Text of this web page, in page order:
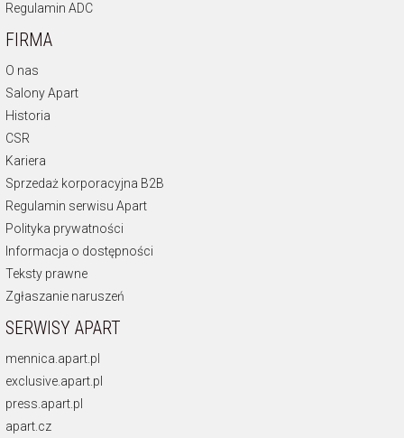
Regulamin ADC
FIRMA
O nas
Salony Apart
Historia
CSR
Kariera
Sprzedaż korporacyjna B2B
Regulamin serwisu Apart
Polityka prywatności
Informacja o dostępności
Teksty prawne
Zgłaszanie naruszeń
SERWISY APART
mennica.apart.pl
exclusive.apart.pl
press.apart.pl
apart.cz